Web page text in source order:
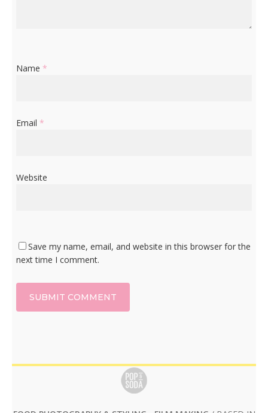
Name *
Email *
Website
Save my name, email, and website in this browser for the
next time I comment.